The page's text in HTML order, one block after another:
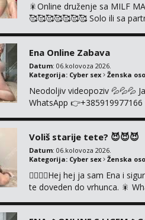
🎇Online druženje sa MILF
🥰🥰🥰🥰🥰🥰🥰 Solo ili sa
Ena Online Zabava
Datum: 06.kolovoza 2026.
Kategorija: Cyber sex Ženska
Neodoljiv videopoziv 💦💦💦
WhatsApp
Voliš starije tete? 😈😈😈
Datum: 06.kolovoza 2026.
Kategorija: Cyber sex Ženska
❤️‍🔥❤️‍🔥Hej hej ja sam Ena i
te doveden do vrhunca. 🎇